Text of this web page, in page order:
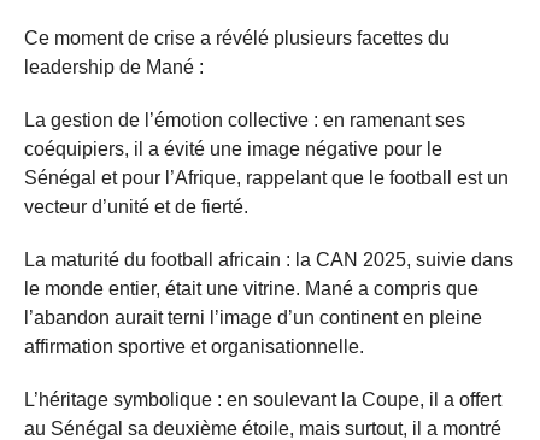
Ce moment de crise a révélé plusieurs facettes du
leadership de Mané :
La gestion de l’émotion collective : en ramenant ses
coéquipiers, il a évité une image négative pour le
Sénégal et pour l’Afrique, rappelant que le football est un
vecteur d’unité et de fierté.
La maturité du football africain : la CAN 2025, suivie dans
le monde entier, était une vitrine. Mané a compris que
l’abandon aurait terni l’image d’un continent en pleine
affirmation sportive et organisationnelle.
L’héritage symbolique : en soulevant la Coupe, il a offert
au Sénégal sa deuxième étoile, mais surtout, il a montré